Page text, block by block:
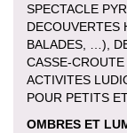
SPECTACLE
DECOUVERTES
BALADES, …),
CASSE-
ACTIVITES
POUR PETITS
OMBRES ET